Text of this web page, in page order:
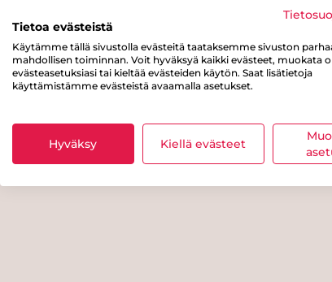
Tietoa evästeistä
Käytämme tällä sivustolla evästeitä taataksemme sivuston
mahdollisen toiminnan. Voit hyväksyä kaikki evästeet, muokata
evästeasetuksiasi tai kieltää evästeiden käytön. Saat lisätietoja
käyttämistämme evästeistä avaamalla asetukset.
Hyväksy Kiellä evästeet